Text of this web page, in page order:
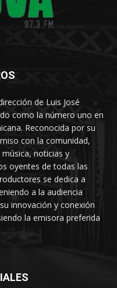
de Luis José
como la número uno en
Reconocida por su
con la comunidad,
noticias y
oyentes de todas las
se dedica a
a la audiencia
innovación y conexión
la emisora preferida